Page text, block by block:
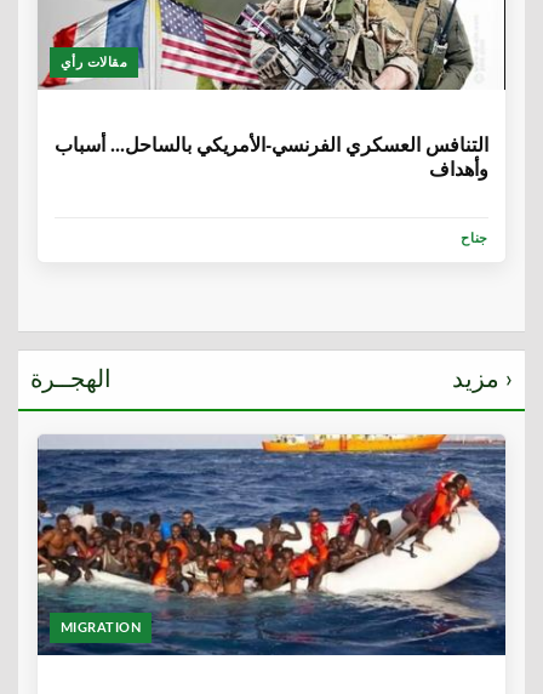
مقالات رأي
التنافس العسكري الفرنسي-الأمريكي بالساحل... أسباب
وأهداف
جناح
الهجــرة مزيد ›
MIGRATION